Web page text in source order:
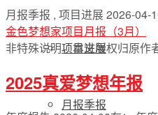
项目进展
月报季报
月报季报 , 项目进展2026-04-
金色梦想家项目月报（3月）
非特殊说明，本文版权归原作
2025真爱梦想年报